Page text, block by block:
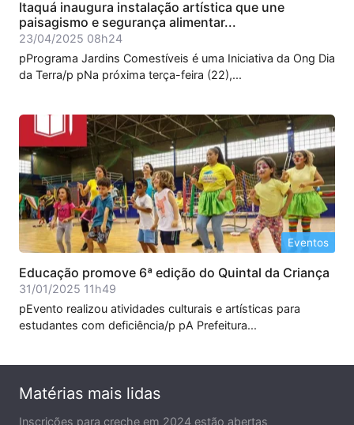
Itaquá inaugura instalação artística que une
paisagismo e segurança alimentar...
23/04/2025 08h24
pPrograma Jardins Comestíveis é uma Iniciativa da Ong Dia
da Terra/p pNa próxima terça-feira (22),...
Eventos
Educação promove 6ª edição do Quintal da Criança
31/01/2025 11h49
pEvento realizou atividades culturais e artísticas para
estudantes com deficiência/p pA Prefeitura...
Matérias mais lidas
Inscrições para creche em 2024 estão abertas